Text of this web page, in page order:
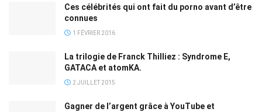
Ces célébrités qui ont fait du porno avant d’être
connues
1 FÉVRIER 2016
La trilogie de Franck Thilliez : Syndrome E,
GATACA et atomKA.
2 JUILLET 2015
Gagner de l’argent grâce à YouTube et